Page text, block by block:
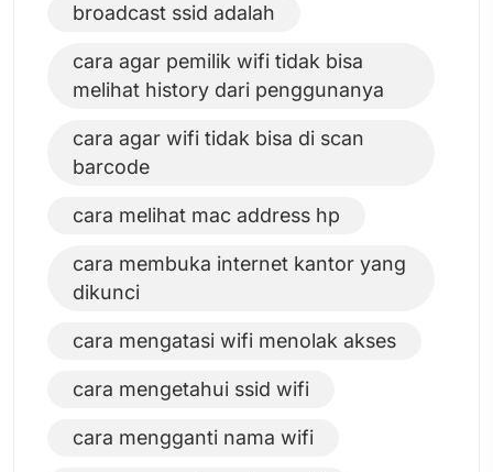
broadcast ssid adalah
cara agar pemilik wifi tidak bisa
melihat history dari penggunanya
cara agar wifi tidak bisa di scan
barcode
cara melihat mac address hp
cara membuka internet kantor yang
dikunci
cara mengatasi wifi menolak akses
cara mengetahui ssid wifi
cara mengganti nama wifi